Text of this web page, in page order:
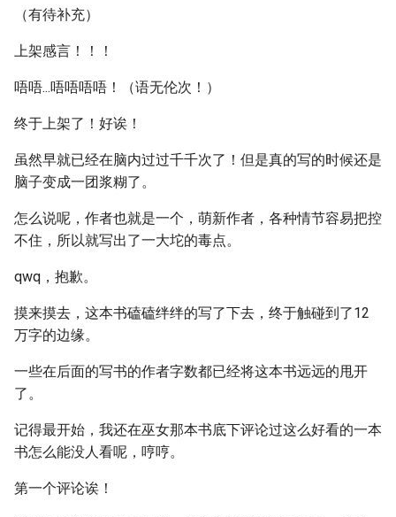
（有待补充）
上架感言！！！
唔唔...唔唔唔唔！（语无伦次！）
终于上架了！好诶！
虽然早就已经在脑内过过千千次了！但是真的写的时候还是
脑子变成一团浆糊了。
怎么说呢，作者也就是一个，萌新作者，各种情节容易把控
不住，所以就写出了一大坨的毒点。
qwq，抱歉。
摸来摸去，这本书磕磕绊绊的写了下去，终于触碰到了12
万字的边缘。
一些在后面的写书的作者字数都已经将这本书远远的甩开
了。
记得最开始，我还在巫女那本书底下评论过这么好看的一本
书怎么能没人看呢，哼哼。
第一个评论诶！